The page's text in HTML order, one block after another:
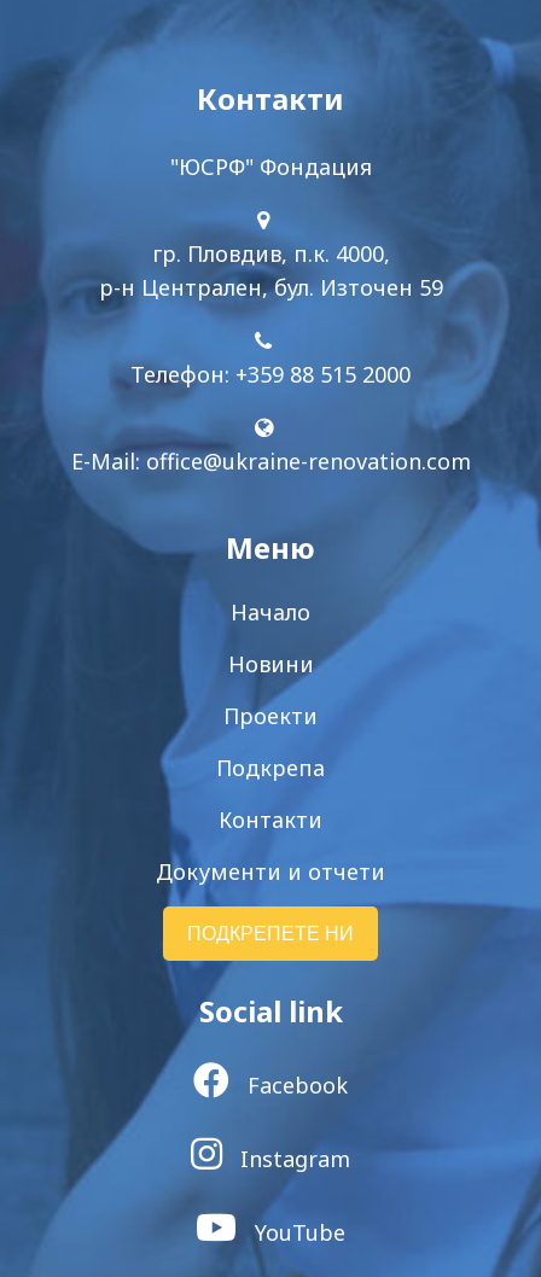
Контакти
"ЮСРФ" Фондация
гр. Пловдив, п.к. 4000,
р-н Централен, бул. Източен 59
Телефон: +359 88 515 2000
E-Mail:office@ukraine-renovation.com
Меню
Начало
Новини
Проекти
Подкрепа
Контакти
Документи и отчети
ПОДКРЕПЕТЕ НИ
Social link
Facebook
Instagram
YouTube